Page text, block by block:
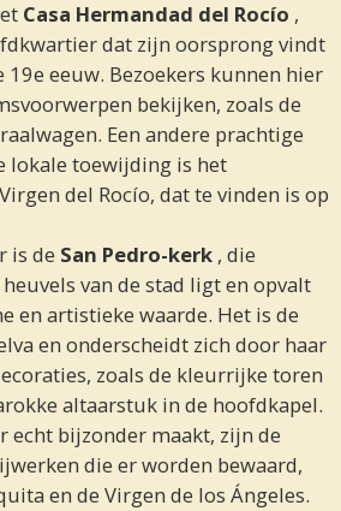
Casa Hermandad del Rocío ,
dat zijn oorsprong vindt
19e eeuw. Bezoekers kunnen hier
bekijken, zoals de
Een andere prachtige
lokale toewijding is het
del Rocío, dat te vinden is op
is de San Pedro-kerk , die
van de stad ligt en opvalt
en artistieke waarde. Het is de
en onderscheidt zich door haar
zoals de kleurrijke toren
altaarstuk in de hoofdkapel.
echt bijzonder maakt, zijn de
die er worden bewaard,
en de Virgen de los Ángeles.